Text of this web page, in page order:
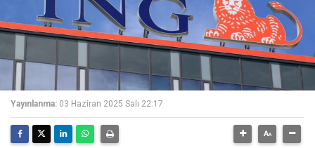
Yayınlanma: 03 Haziran 2025 Salı 22:17